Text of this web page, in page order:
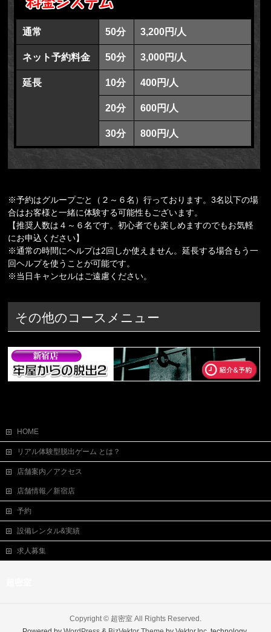
通常 50分 3,200円/人
ネット予約料金 50分 3,000円/人
延長 10分 400円/人
20分 600円/人
30分 800円/人
※予約はグループごと（２～６名）行っております。3名以下の場
合はお客様と一緒に体験する可能性もございます。
【推奨人数は４～６名です。初心者でも楽しめますのでもお気軽
にお申込ください】
※通常の時間にヘルプは2回しか使えません。延長する場合もう一
回ヘルプを使うことが可能です。
※当日キャンセルはご遠慮ください。
その他のコースメニュー
HOME
リアル体験型脱出ゲーム とは？
店舗案内／アクセス
店舗情報／新宿店
予約
設備レンタル&実績
求人募集
Copyright © 超密室All Rights Reserved.